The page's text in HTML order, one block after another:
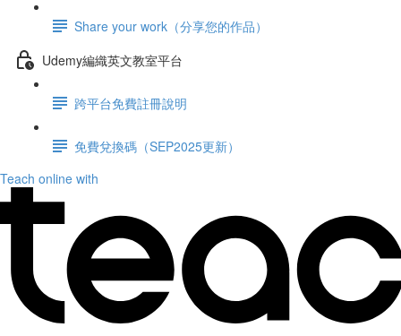
Share your work（分享您的作品）
Udemy編織英文教室平台
跨平台免費註冊說明
免費兌換碼（SEP2025更新）
Teach online with